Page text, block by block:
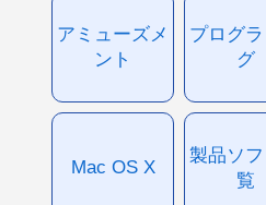
アミューズメ
ント
プログ
グ
Mac OS X
製品ソ
覧